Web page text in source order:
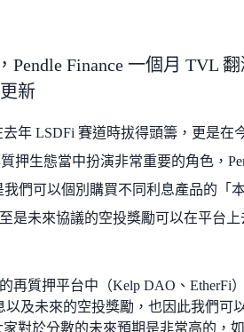
Pendle Finance 一個月 TVL
新
去年 LSDFi 賽道時拔得頭籌，更是在
押生態當中扮演非常重要的角色，
我們可以個別購買不同利息產品的「
是未來協議的空投獎勵可以在平台上
再質押平台中（Kelp DAO、EtherFi
以及未來的空投獎勵，也因此我們可
家對於分數的未來預期是非常高的，